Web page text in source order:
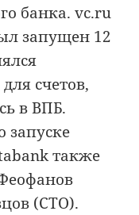
банка. vc.ru
запущен 12
счетов,
в ВПБ.
запуске
также
(CTO).